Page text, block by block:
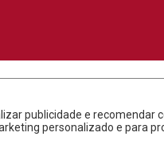
publicidade e recomendar
personalizado e para
pelo time da